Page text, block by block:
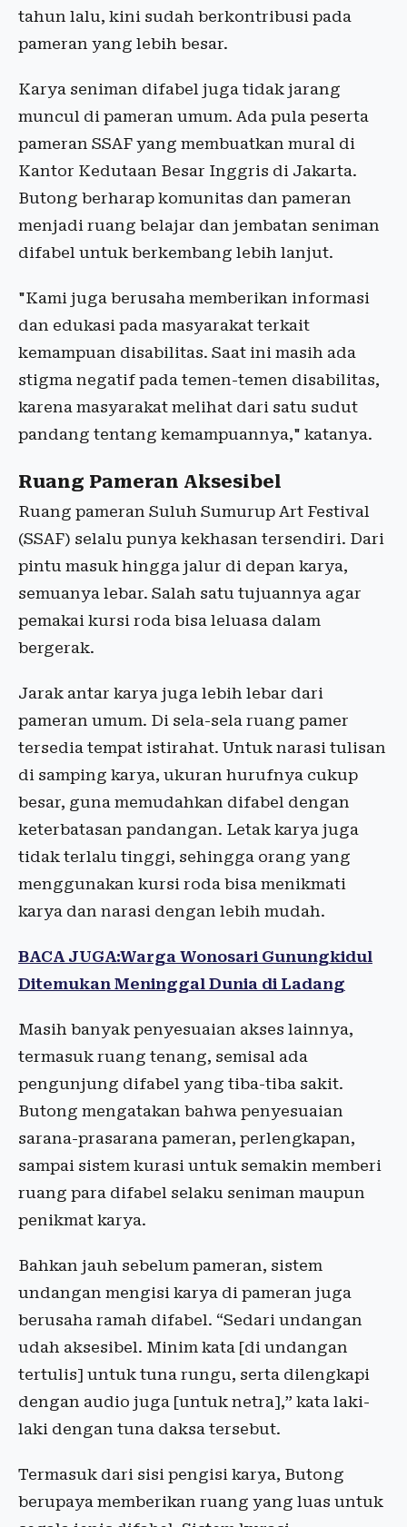
tahun lalu, kini sudah berkontribusi pada
pameran yang lebih besar.
Karya seniman difabel juga tidak jarang
muncul di pameran umum. Ada pula peserta
pameran SSAF yang membuatkan mural di
Kantor Kedutaan Besar Inggris di Jakarta.
Butong berharap komunitas dan pameran
menjadi ruang belajar dan jembatan seniman
difabel untuk berkembang lebih lanjut.
"Kami juga berusaha memberikan informasi
dan edukasi pada masyarakat terkait
kemampuan disabilitas. Saat ini masih ada
stigma negatif pada temen-temen disabilitas,
karena masyarakat melihat dari satu sudut
pandang tentang kemampuannya," katanya.
Ruang Pameran Aksesibel
Ruang pameran Suluh Sumurup Art Festival
(SSAF) selalu punya kekhasan tersendiri. Dari
pintu masuk hingga jalur di depan karya,
semuanya lebar. Salah satu tujuannya agar
pemakai kursi roda bisa leluasa dalam
bergerak.
Jarak antar karya juga lebih lebar dari
pameran umum. Di sela-sela ruang pamer
tersedia tempat istirahat. Untuk narasi tulisan
di samping karya, ukuran hurufnya cukup
besar, guna memudahkan difabel dengan
keterbatasan pandangan. Letak karya juga
tidak terlalu tinggi, sehingga orang yang
menggunakan kursi roda bisa menikmati
karya dan narasi dengan lebih mudah.
BACA JUGA:Warga Wonosari Gunungkidul
Ditemukan Meninggal Dunia di Ladang
Masih banyak penyesuaian akses lainnya,
termasuk ruang tenang, semisal ada
pengunjung difabel yang tiba-tiba sakit.
Butong mengatakan bahwa penyesuaian
sarana-prasarana pameran, perlengkapan,
sampai sistem kurasi untuk semakin memberi
ruang para difabel selaku seniman maupun
penikmat karya.
Bahkan jauh sebelum pameran, sistem
undangan mengisi karya di pameran juga
berusaha ramah difabel. “Sedari undangan
udah aksesibel. Minim kata [di undangan
tertulis] untuk tuna rungu, serta dilengkapi
dengan audio juga [untuk netra],” kata laki-
laki dengan tuna daksa tersebut.
Termasuk dari sisi pengisi karya, Butong
berupaya memberikan ruang yang luas untuk